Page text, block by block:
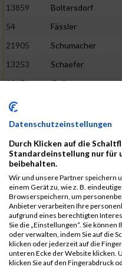
13859
Boltersdorf
54
Fässler
21905
Schumacher
13253
Schaefer
2317
Golbar
5561
12006
Laudien
9273
Nicotra
7717
Lades
15581
Adamczak
3162
Heilig
3107
Schork
5888
Regneri
8971
Bien
Datenschutzeinstellungen
Durch Klicken auf die
Standardeinstellung nur für
beibehalten.
Wir und unsere Partner speichern
einem Gerät zu, wie z. B.
Browserspeichern, um
Anbieter verarbeiten Ihre
aufgrund eines berechtigten
Sie die „Einstellungen“. Sie
oder verwalten, indem Sie auf die
klicken oder jederzeit auf die
unteren Ecke der Website klicken.
klicken Sie auf den Fingerabdruck